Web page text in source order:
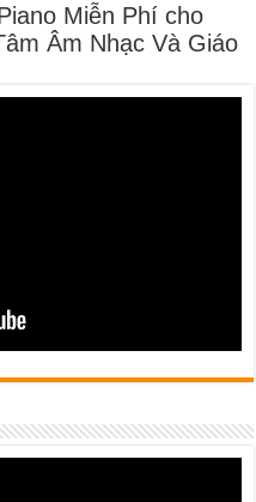
Miễn Phí cho
Âm Nhạc Và Giáo